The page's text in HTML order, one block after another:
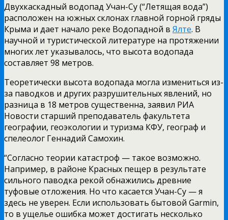
Двухкаскадный водопад Учан-Су (“Летящая вода”)
расположен на южных склонах главной горной гряды
Крыма и дает начало реке Водопадной в Ялте. В
научной и туристической литературе на протяжении
многих лет указывалось, что высота водопада
составляет 98 метров.
Теоретически высота водопада могла измениться из-
за паводков и других разрушительных явлений, но
разница в 18 метров существенна, заявил РИА
Новости старший преподаватель факультета
географии, геоэкологии и туризма КФУ, географ и
спелеолог Геннадий Самохин.
“Согласно теории катастроф — такое возможно.
Например, в районе Красных пещер в результате
сильного паводка рекой обнажились древние
туфовые отложения. Но что касается Учан-Су — я
здесь не уверен. Если использовать бытовой Garmin,
то в ущелье ошибка может достигать несколько